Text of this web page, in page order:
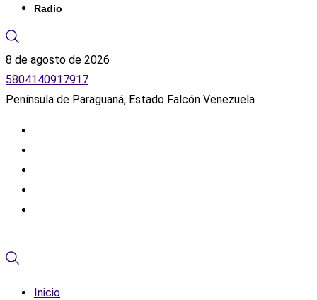
Radio
8 de agosto de 2026
5804140917917
Península de Paraguaná, Estado Falcón Venezuela
Inicio